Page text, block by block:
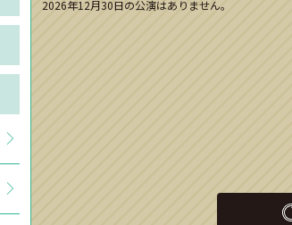
2026年12月30日の公演はありません。